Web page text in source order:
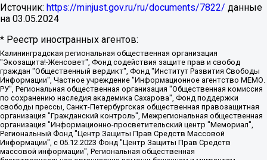
Источник: https://minjust.gov.ru/ru/documents/7822/ данные
на 03.05.2024
* Реестр иностранных агентов:
Калининградская региональная общественная организация "Экозащита!-Женсовет", Фонд содействия защите прав и свобод граждан "Общественный вердикт", Фонд "Институт Развития Свободы Информации", Частное учреждение "Информационное агентство МЕМО. РУ", Региональная общественная организация "Общественная комиссия по сохранению наследия академика Сахарова", Фонд поддержки свободы прессы, Санкт-Петербургская общественная правозащитная организация "Гражданский контроль", Межрегиональная общественная организация "Информационно-просветительский центр "Мемориал", Региональный Фонд "Центр Защиты Прав Средств Массовой Информации", с 05.12.2023 Фонд "Центр Защиты Прав Средств массовой информации", Региональная общественная благотворительная организация помощи беженцам и мигрантам "Гражданское содействие", Негосударственное образовательное учреждение дополнительного профессионального образования (повышение квалификации) специалистов "АКАДЕМИЯ ПО ПРАВАМ ЧЕЛОВЕКА", Свердловская региональная общественная организация "Сутяжник", Автономная некоммерческая организация "Центр независимых социологических исследований", Союз общественных объединений "Российский исследовательский центр по правам человека", Региональное общественное учреждение научно-информационный центр "МЕМОРИАЛ", Некоммерческая организация "Фонд защиты гласности", Автономная некоммерческая организация "Институт прав человека", Городская общественная организация "Екатеринбургское общество "МЕМОРИАЛ", Городская общественная организация "Рязанское историко-просветительское и правозащитное общество "Мемориал" (Рязанский Мемориал), Челябинский региональный орган общественной самодеятельности – женское общественное объединение "Женщины Евразии", Челябинский региональный орган общественной самодеятельности "Уральская правозащитная группа", Фонд содействия защите здоровья и социальной справедливости имени Андрея Рылькова, Автономная Некоммерческая Организация "Аналитический Центр Юрия Левады", Автономная некоммерческая организация социальной поддержки населения "Проект Апрель", Региональная общественная организация помощи женщинам и детям, находящимся в кризисной ситуации "Информационно-методический центр "Анна", Фонд содействия развитию массовых коммуникаций и правовому просвещению "Так-так-Так", Фонд содействия устойчивому развитию "Серебряная тайга", Свердловский региональный общественный фонд социальных проектов "Новое время", "Idel.Реалии", Кавказ.Реалии, Крым.Реалии, Телеканал Настоящее Время, Татаро-башкирская служба Радио Свобода (Azatliq Radiosi), Радио Свободная Европа/Радио Свобода (PCE/PC), "Сибирь.Реалии", "Фактограф", Благотворительный фонд помощи осужденным и их семьям, Автономная некоммерческая организация "Институт глобализации и социальных движений", Фонд "В защиту прав заключенных", Частное учреждение "Центр поддержки и содействия развитию средств массовой информации", Пензенский региональный общественный благотворительный фонд "Гражданский союз", "Север.Реалии", Некоммерческая организация Фонд "Правовая инициатива", Общество с ограниченной ответственностью "Радио Свободная Европа/Радио Свобода", Чешское информационное агентство "MEDIUM-ORIENT", Красноярская региональная общественная организация "Мы против СПИДа", Камалягин Денис Николаевич, Маркелов Сергей Евгеньевич, Пономарев Лев Александрович, Савицкая Людмила Алексеевна, Автономная некоммерческая организация "Центр по работе с проблемой насилия "НАСИЛИЮ.НЕТ", Межрегиональный профессиональный союз работников здравоохранения "Альянс врачей", Юридическое лицо, зарегистрированное в Латвийской Республике, SIA "Medusa Project" (регистрационный номер 40103797863, дата регистрации 10.06.2014), Некоммерческая организация "Фонд по борьбе с коррупцией", Автономная некоммерческая организация "Институт права и публичной политики", Баданин Роман Сергеевич, Гликин Максим Александрович, Железнова Мария Михайловна, Лукьянова Юлия Сергеевна, Маетная Елизавета Витальевна, Маняхин Петр Борисович, Чуракова Ольга Владимировна, Ярош Юлия Петровна, Юридическое лицо "The Insider SIA", зарегистрированное в Риге, Латвийская Республика (дата регистрации 26.06.2015), являющееся администратором доменного имени интернет-издания "The Insider SIA", https://theins.ru, Постернак Алексей Евгеньевич, Рубин Михаил Аркадьевич, Анин Роман Александрович, Юридическое лицо Istories fonds, зарегистрированное в Латвийской Республике (регистрационный номер 50008295751, дата регистрации 24.02.2020), Великовский Дмитрий Александрович, Долинина Ирина Николаевна, Мароховская Алеся Алексеевна, Шлейнов Роман Юрьевич, Шмагун Олеся Валентиновна, Общество с ограниченной ответственностью "Альтаир 2021", Общество с ограниченной ответственностью "Вега 2021", Общество с ограниченной ответственностью "Главный редактор 2021", Общество с ограниченной ответственностью "Ромашки монолит", Важенков Артем Валерьевич, Ивановская областная общественная организация "Центр гендерных исследований", Гурман Юрий Альбертович, Медиапроект "ОВД-Инфо", Егоров Владимир Владимирович, Жилинский Владимир Александрович, Общество с ограниченной ответственностью "ЗП", Иванова София Юрьевна, Карезина Инна Павловна, Кильтау Екатерина Викторовна, Петров Алексей Викторович, Пискунов Сергей Евгеньевич, Смирнов Сергей Сергеевич, Тихонов Михаил Сергеевич, Общество с ограниченной ответственностью "ЖУРНАЛИСТ-ИНОСТРАННЫЙ АГЕНТ", Арапова Галина Юрьевна, Вольтская Татьяна Анатольевна, Американская компания "Mason G.E.S. Anonymous Foundation" (США), являющаяся владельцем интернет-издания https://mnews.world/, Компания "Stichting Bellingcat", зарегистрированная в Нидерландах (дата регистрации 11.07.2018), Захаров Андрей Вячеславович, Клепиковская Екатерина Дмитриевна, Общество с ограниченной ответственностью "МЕМО", Перл Роман Александрович, Симонов Евгений Алексеевич, Соловьева Елена Анатольевна, Сотников Даниил Владимирович, Сурначева Елизавета Дмитриевна, Автономная некоммерческая организация по защите прав человека и информированию населения "Якутия – Наше Мнение", Общество с ограниченной ответственностью "Москоу диджитал медиа", с 26.01.2023 Общество с ограниченной ответственностью "Чайка Белые сады", Ветошкина Валерия Валерьевна, Заговора Максим Александрович, Межрегиональное общественное движение "Российская ЛГБТ - сеть", Оленичев Максим Владимирович, Павлов Иван Юрьевич, Скворцова Елена Сергеевна, Общество с ограниченной ответственностью "Как бы инагент", Кочетков Игорь Викторович, Общество с ограниченной ответственностью "Честные выборы", Еланчик Олег Александрович, Общество с ограниченной ответственностью "Нобелевский призыв", Гималова Регина Эмилевна, Григорьев Андрей Валерьевич, Григорьева Алина Александровна, Ассоциация по содействию защите прав призывников, альтернативнослужащих и военнослужащих "Правозащитная группа "Гражданин.Армия.Право", Хисамова Регина Фаритовна, Автономная некоммерческая организация по реализации социально-правовых программ "Лилит", Дальневосточное общественное движение "Маяк", Санкт-Петербургская ЛГБТ-инициативная группа "Выход", Инициативная группа ЛГБТ+ "Реверс", Алексеев Андрей Викторович, Бекбулатова Таисия Львовна, Беляев Иван Михайлович, Владыкина Елена Сергеевна, Гельман Марат Александрович, Никульшина Вероника Юрьевна, Толоконникова Надежда Андреевна, Шендерович Виктор Анатольевич, Общество с ограниченной ответственностью "Данное сообщение", Общество с ограниченной ответственностью Издательский дом "Новая глава", Айнбиндер Александра Александровна, Московский комьюнити-центр для ЛГБТ+инициатив, Благотворительный фонд развития филантропии, Deutsche Welle (Германия, Kurt-Schumacher-Strasse 3, 53113 Bonn), Борзунова Мария Михайловна, Воробьев Виктор Викторович, Голубева Анна Львовна, Константинова Алла Михайловна, Малкова Ирина Владимировна, Мурадов Мурад Абдулгалимович, Осетинская Елизавета Николаевна, Понасенков Евгений Николаевич, Ганапольский Матвей Юрьевич, Киселев Евгений Алексеевич, Борухович Ирина Григорьевна, Дремин Иван Тимофеевич, Дубровский Дмитрий Викторович, Красноярская региональная общественная организация поддержки и развития альтернативных образовательных технологий и межкультурных коммуникаций "ИНТЕРРА", Маяковская Екатерина Алексеевна, Фейгин Марк Захарович, Филимонов Андрей Викторович, Дзугкоева Регина Николаевна, Доброхотов Роман Александрович, Дудь Юрий Александрович, Елкин Сергей Владимирович, Кругликов Кирилл Игоревич, Сабунаева Мария Леонидовна, Семенов Алексей Владимирович, Шаинян Карен Багратович, Шульман Екатерина Михайловна, Асафьев Артур Валерьевич, Вахштайн Виктор Семенович, Венедиктов Алексей Алексеевич, Лушникова Екатерина Евгеньевна, Волков Леонид Михайлович, Невзоров Александр Глебович, Пархоменко Сергей Борисович, Сироткин Ярослав Николаевич, Кара-Мурза Владимир Владимирович, Баранова Наталья Владимировна, Гозман Леонид Яковлевич, Кагарлицкий Борис Юльевич, Климарев Михаил Валерьевич, Милов Владимир Станиславович, Автономная некоммерческая организация Краснодарский центр современного искусства "Типография", Моргенштерн Алишер Тагирович, Соболь Любовь Эдуардовна, Общество с ограниченной ответственностью "ЛИЗА НОРМ", Каспаров Гарри Кимович, Ходорковский Михаил Борисович, Общество с ограниченной ответственностью "Апрельские тезисы", Данилович Ирина Брониславовна, Кашин Олег Владимирович, Петров Николай Владимирович, Пивоваров Алексей Владимирович, Соколов Михаил Владимирович, Цветкова Юлия Владимировна, Чичваркин Евгений Александрович, Комитет против пыток/Команда против пыток, Общество с ограниченной ответственностью "Первый научный", Общество с ограниченной ответственностью "Вертолет и ко", Белоцерковская Вероника Борисовна, Кац Максим Евгеньевич, Лазарева Татьяна Юрьевна, Шаведдинов Руслан Табризович, Яшин Илья Валерьевич, Общество с ограниченной ответственностью "Иноагент ААВ", Алешковский Дмитрий Петрович, Альбац Евгения Марковна, Быков Дмитрий Львович, Галямина Юлия Евгеньевна, Лойко Сергей Леонидович, Мартынов Кирилл Константинович, Медведев Сергей Александрович, Крашенинников Федор Геннадиевич, Гордеева Катерина Вл